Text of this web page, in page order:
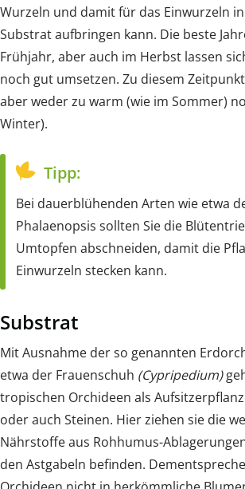
Wurzeln und damit für das Einwurzeln
Substrat aufbringen kann. Die beste
Frühjahr, aber auch im Herbst lassen
noch gut umsetzen. Zu diesem
aber weder zu warm (wie im Sommer)
Winter).
Tipp:
Bei dauerblühenden Arten wie etwa
Phalaenopsis sollten Sie die
Umtopfen abschneiden, damit die
Einwurzeln stecken kann.
Substrat
Mit Ausnahme der so genannten
etwa der Frauenschuh (Cypripedium)
tropischen Orchideen als
oder auch Steinen. Hier ziehen sie die
Nährstoffe aus Rohhumus-
den Astgabeln befinden.